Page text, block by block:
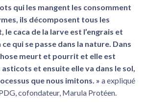
qui les mangent les consomment
ils décomposent tous les
le caca de la larve est l’engrais et
ce qui se passe dans la nature. Dans
meurt et pourrit et elle est
et ensuite elle va dans le sol,
que nous imitons. » a expliqué
cofondateur, Marula Protéen.